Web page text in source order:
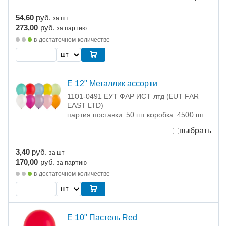
54,60 руб. за шт
273,00 руб. за партию
в достаточном количестве
Е 12" Металлик ассорти
1101-0491 ЕУТ ФАР ИСТ лтд (EUT FAR
EAST LTD)
партия поставки: 50 шт коробка: 4500 шт
выбрать
3,40 руб. за шт
170,00 руб. за партию
в достаточном количестве
Е 10" Пастель Red